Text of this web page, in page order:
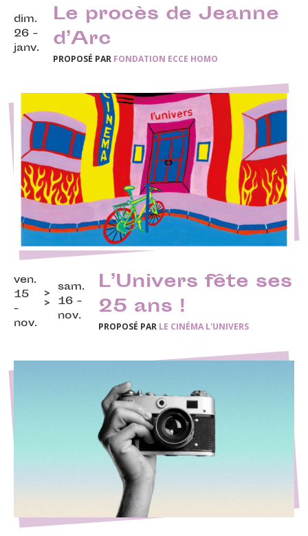
dim.
26 -
janv.
Le procès de Jeanne
d’Arc
PROPOSÉ PAR FONDATION ECCE HOMO
ven.
15
-
nov.
sam.
16 -
nov.
L’Univers fête ses
25 ans !
PROPOSÉ PAR LE CINÉMA L'UNIVERS